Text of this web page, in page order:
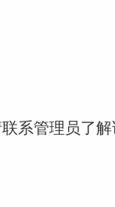
系管理员了